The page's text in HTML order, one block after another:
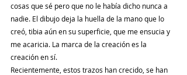
cosas que sé pero que no le había dicho nunca a
nadie. El dibujo deja la huella de la mano que lo
creó, tibia aún en su superficie, que me ensucia y
me acaricia. La marca de la creación es la
creación en sí.
Recientemente, estos trazos han crecido, se han